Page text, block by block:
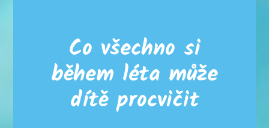
Co všechno si
během léta může
dítě procvičit